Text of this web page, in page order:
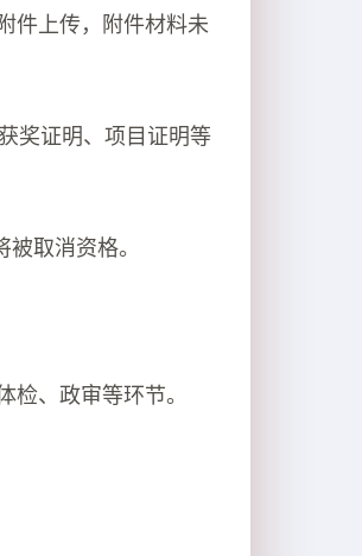
件上传，附件材料未
奖证明、项目证明等
取消资格。
、政审等环节。